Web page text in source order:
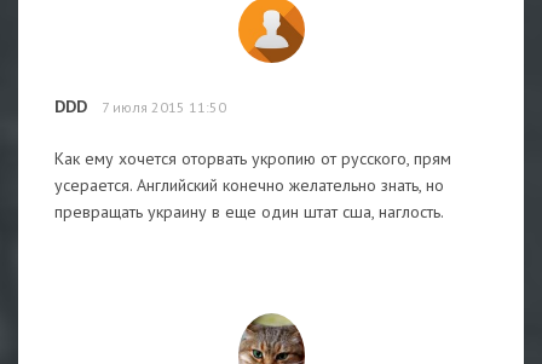
DDD 7 июля 2015 11:50
Как ему хочется оторвать укропию от русского, прям
усерается. Английский конечно желательно знать, но
превращать украину в еще один штат сша, наглость.